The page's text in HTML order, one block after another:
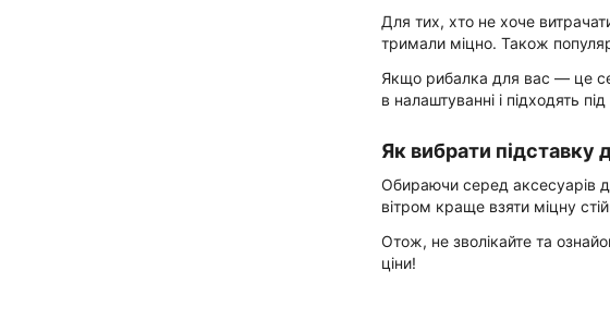
Для тих, хто не хоче
тримали міцно. Також
Якщо рибалка для вас — це
в налаштуванні і підходять
Як вибрати підставку
Обираючи серед аксесуарів
вітром краще взяти міцну
Отож, не зволікайте та
ціни!